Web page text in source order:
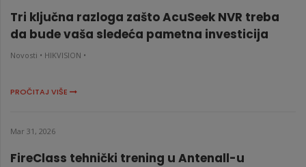
Tri ključna razloga zašto AcuSeek NVR treba
da bude vaša sledeća pametna investicija
Novosti • HIKVISION •
PROČITAJ VIŠE
Mar 31, 2026
FireClass tehnički trening u Antenall-u